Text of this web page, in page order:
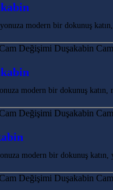
modern bir dokunuş
modern bir dokunuş
modern bir dokunuş katın,